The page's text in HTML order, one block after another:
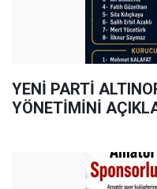
YENİ PARTİ
YÖNETİMİNİ